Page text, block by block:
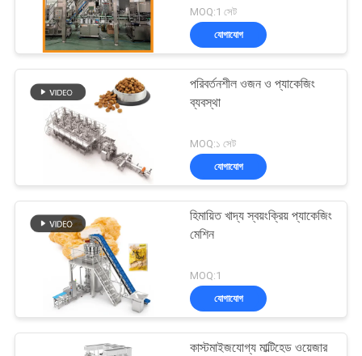
MOQ:1 সেট
যোগাযোগ
পরিবর্তনশীল ওজন ও প্যাকেজিং
ব্যবস্থা
MOQ:১ সেট
যোগাযোগ
হিমায়িত খাদ্য স্বয়ংক্রিয় প্যাকেজিং
মেশিন
MOQ:1
যোগাযোগ
কাস্টমাইজযোগ্য মাল্টিহেড ওয়েজার